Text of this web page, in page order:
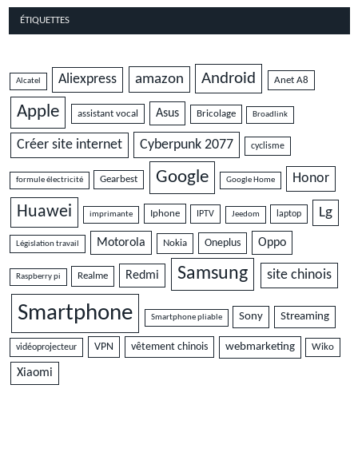
ÉTIQUETTES
Alcatel Aliexpress amazon Android Anet A8
Apple assistant vocal Asus Bricolage Broadlink
Créer site internet Cyberpunk 2077 cyclisme
formule électricité Gearbest Google Google Home Honor
Huawei imprimante Iphone IPTV Jeedom laptop Lg
Législation travail Motorola Nokia Oneplus Oppo
Raspberry pi Realme Redmi Samsung site chinois
Smartphone Smartphone pliable Sony Streaming
vidéoprojecteur VPN vêtement chinois webmarketing Wiko
Xiaomi